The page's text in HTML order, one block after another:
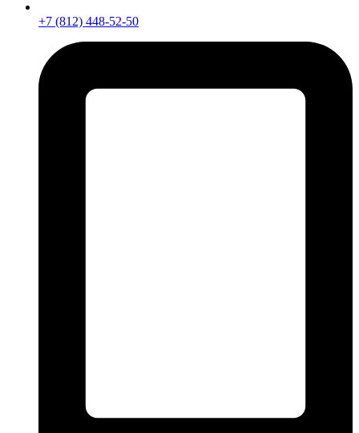
+7 (812) 448-52-50